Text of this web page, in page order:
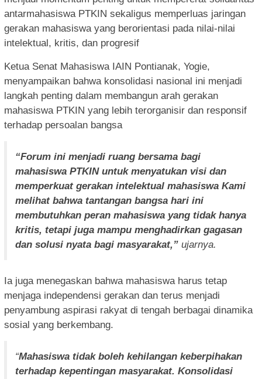
antarmahasiswa PTKIN sekaligus memperluas jaringan
gerakan mahasiswa yang berorientasi pada nilai-nilai
intelektual, kritis, dan progresif
Ketua Senat Mahasiswa IAIN Pontianak, Yogie,
menyampaikan bahwa konsolidasi nasional ini menjadi
langkah penting dalam membangun arah gerakan
mahasiswa PTKIN yang lebih terorganisir dan responsif
terhadap persoalan bangsa
“Forum ini menjadi ruang bersama bagi
mahasiswa PTKIN untuk menyatukan visi dan
memperkuat gerakan intelektual mahasiswa Kami
melihat bahwa tantangan bangsa hari ini
membutuhkan peran mahasiswa yang tidak hanya
kritis, tetapi juga mampu menghadirkan gagasan
dan solusi nyata bagi masyarakat,” ujarnya.
Ia juga menegaskan bahwa mahasiswa harus tetap
menjaga independensi gerakan dan terus menjadi
penyambung aspirasi rakyat di tengah berbagai dinamika
sosial yang berkembang.
“Mahasiswa tidak boleh kehilangan keberpihakan
terhadap kepentingan masyarakat. Konsolidasi